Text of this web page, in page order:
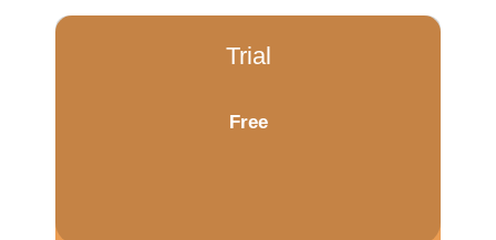
Trial
Free